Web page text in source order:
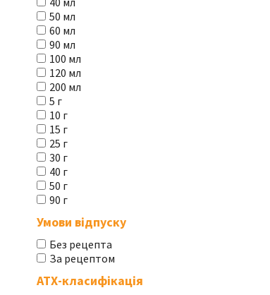
50 мл
60 мл
90 мл
100 мл
120 мл
200 мл
5 г
10 г
15 г
25 г
30 г
40 г
50 г
90 г
Умови відпуску
Без рецепта
За рецептом
АТХ-класифікація